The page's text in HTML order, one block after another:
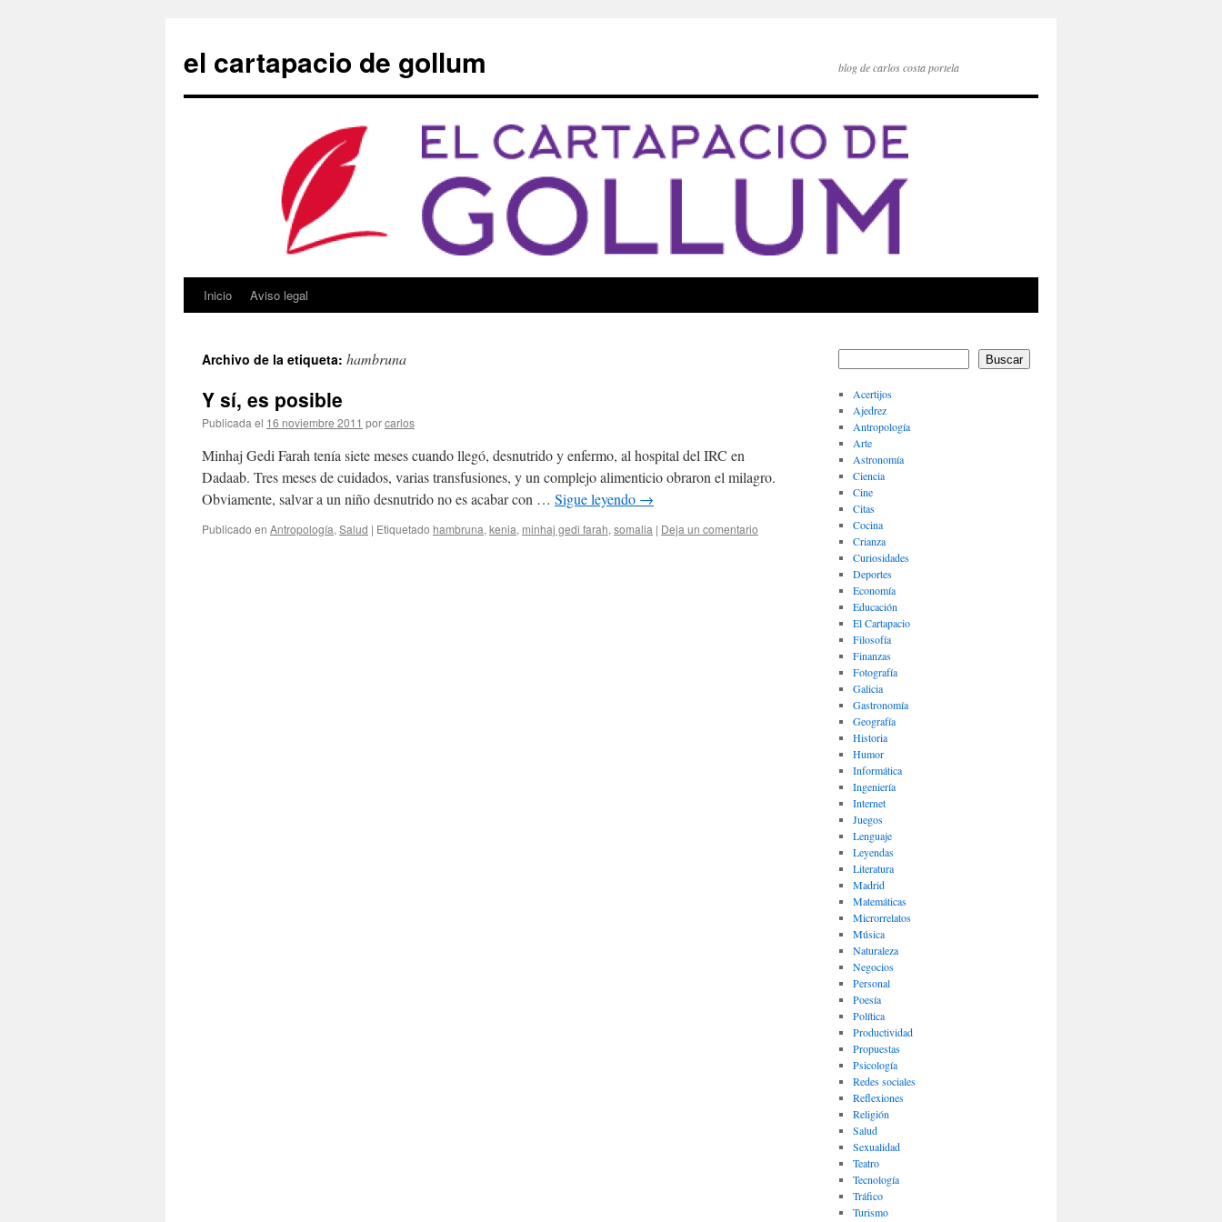
contenido
el cartapacio de gollum blog de carlos costa portela
Inicio Aviso legal
Archivo de la etiqueta: hambruna
Y sí, es posible
Publicada el 16 noviembre 2011 porcarlos
Minhaj Gedi Farah tenía siete meses cuando llegó, desnutrido y enfermo, al hospital del IRC en
Dadaab. Tres meses de cuidados, varias transfusiones, y un complejo alimenticio obraron el milagro.
Obviamente, salvar a un niño desnutrido no es acabar con … Sigue leyendo →
Publicado en Antropología, Salud | Etiquetado hambruna, kenia, minhaj gedi farah, somalia | Deja un comentario
Buscar
Acertijos
Ajedrez
Antropología
Arte
Astronomía
Ciencia
Cine
Citas
Cocina
Crianza
Curiosidades
Deportes
Economía
Educación
El Cartapacio
Filosofía
Finanzas
Fotografía
Galicia
Gastronomía
Geografía
Historia
Humor
Informática
Ingeniería
Internet
Juegos
Lenguaje
Leyendas
Literatura
Madrid
Matemáticas
Microrrelatos
Música
Naturaleza
Negocios
Personal
Poesía
Política
Productividad
Propuestas
Psicología
Redes sociales
Reflexiones
Religión
Salud
Sexualidad
Teatro
Tecnología
Tráfico
Turismo